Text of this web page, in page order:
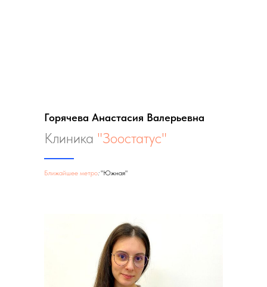
Горячева Анастасия Валерьевна
Клиника "Зоостатус"
Ближайшее метро:"Южная"